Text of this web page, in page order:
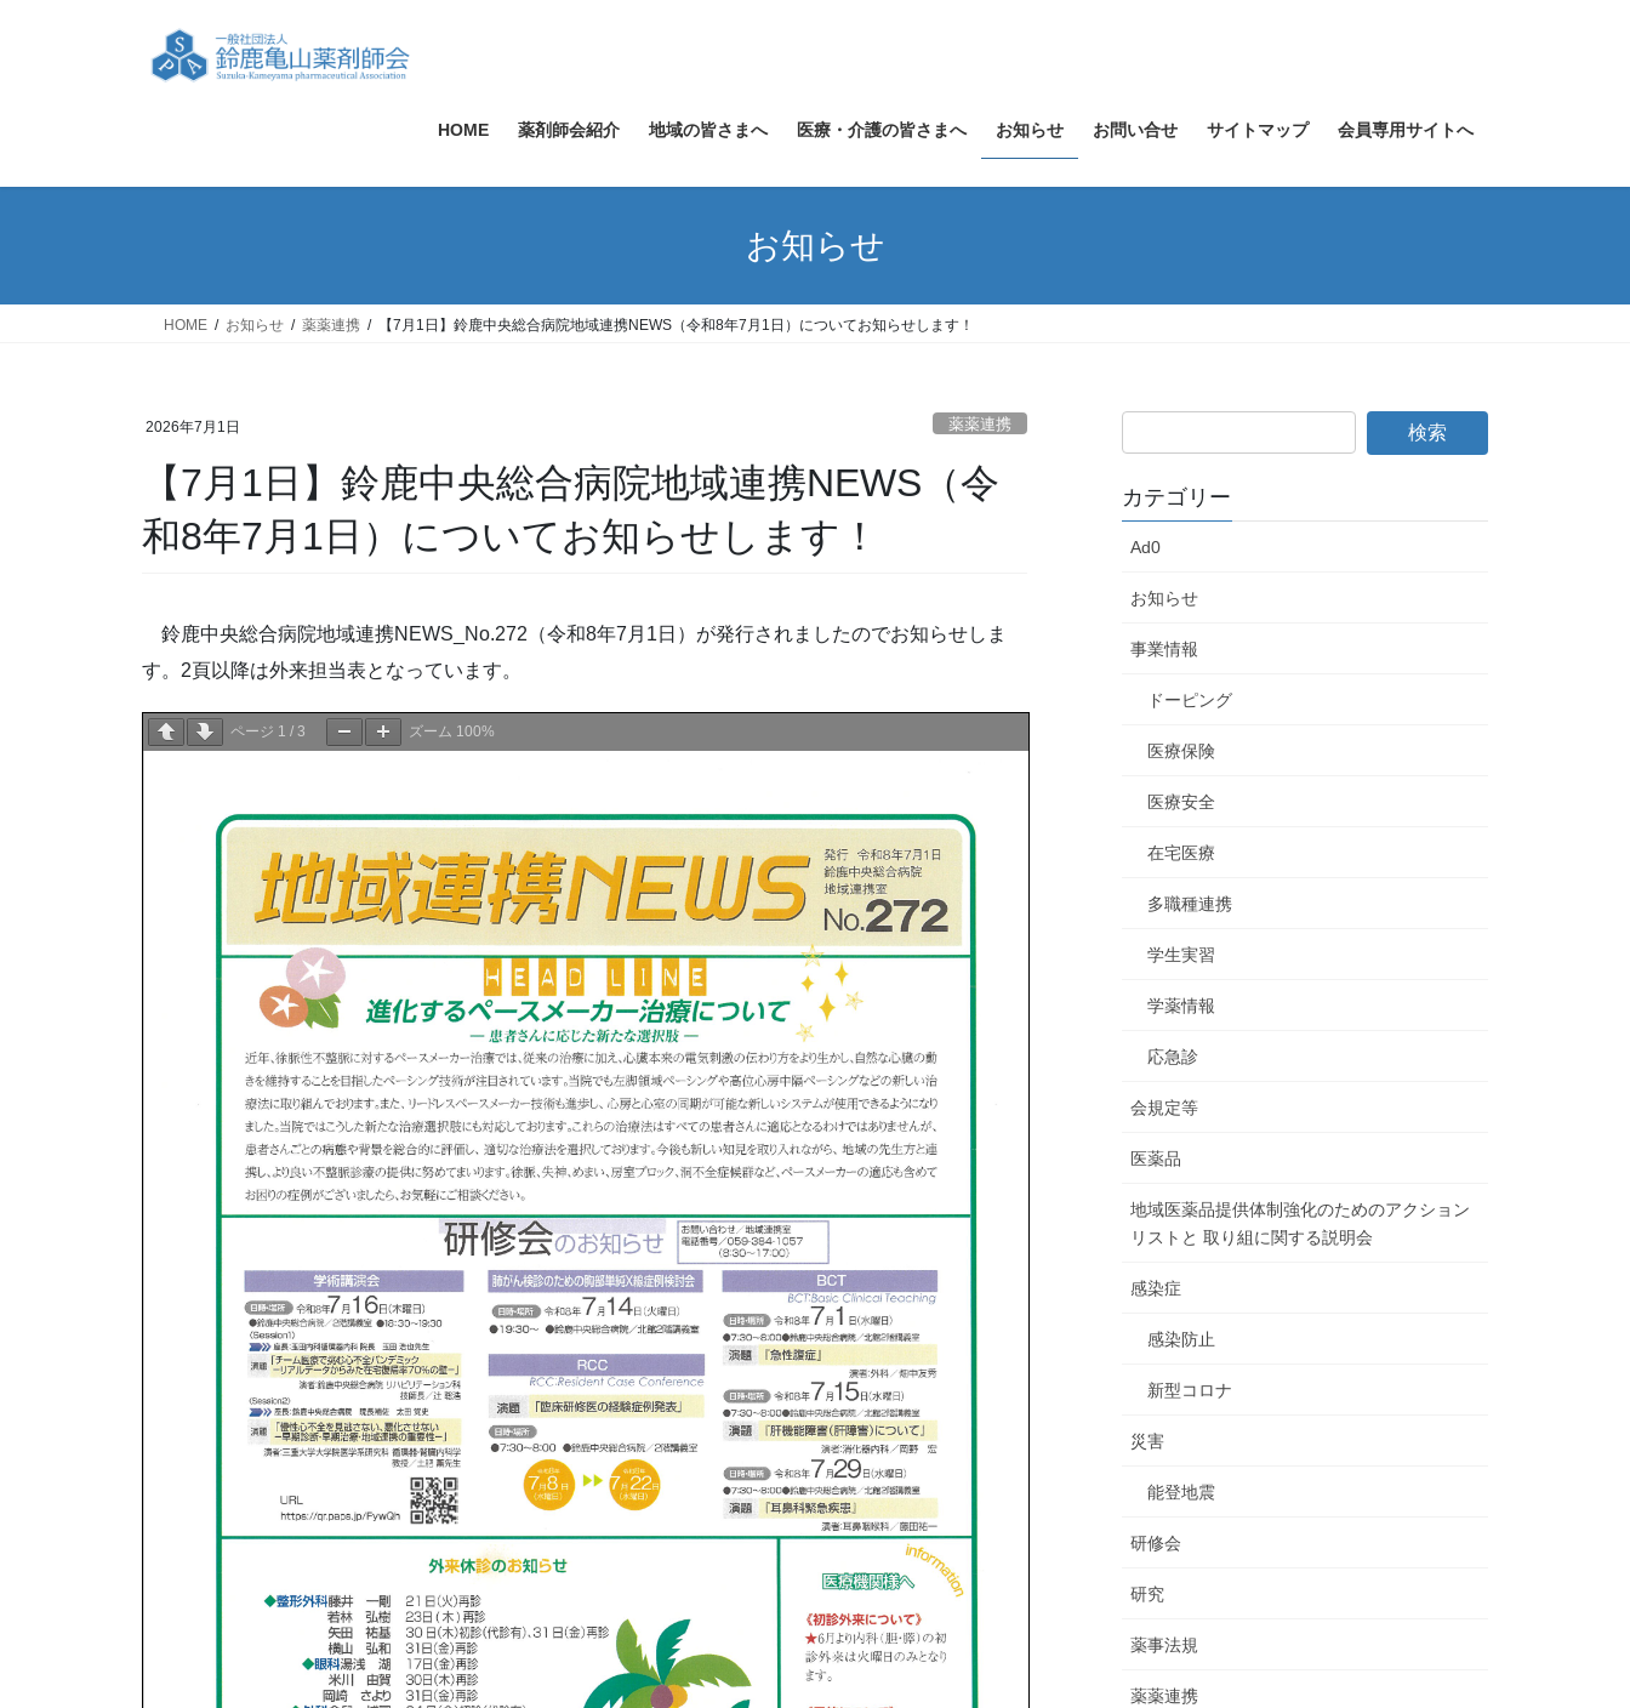
ス
ン
HOME 薬剤師会紹介 地域の皆さまへ 医療・介護の皆さまへ お知らせ お問い合せ サイトマップ 会員専用サイトへ
お知らせ
HOME お知らせ 薬薬連携 【7月1日】鈴鹿中央総合病院地域連携NEWS（令和8年7月1日）についてお知らせします！
2026年7月1日 薬薬連携
【7月1日】鈴鹿中央総合病院地域連携NEWS（令
和8年7月1日）についてお知らせします！
鈴鹿中央総合病院地域連携NEWS_No.272（令和8年7月1日）が発行されましたのでお知らせしま
す。2頁以降は外来担当表となっています。
ページ 1 / 3 ズーム 100%
カテゴリー
Ad0
お知らせ
事業情報
ドーピング
医療保険
医療安全
在宅医療
多職種連携
学生実習
学薬情報
応急診
会規定等
医薬品
地域医薬品提供体制強化のためのアクション
リストと 取り組に関する説明会
感染症
感染防止
新型コロナ
災害
能登地震
研修会
研究
薬事法規
薬薬連携